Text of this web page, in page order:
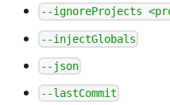
--ignoreProjects
--injectGlobals
--json
--lastCommit